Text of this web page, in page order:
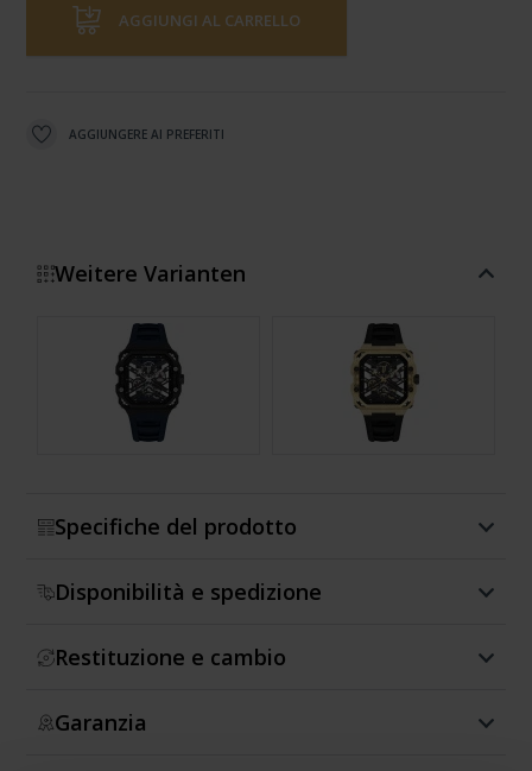
AGGIUNGI AL CARRELLO
AGGIUNGERE AI PREFERITI
Weitere Varianten
Specifiche del prodotto
Disponibilità e spedizione
Restituzione e cambio
Garanzia